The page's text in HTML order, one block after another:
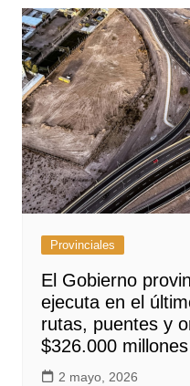
Provinciales
El Gobierno
ejecuta en el
rutas, puentes y
$326.000 millones
2 mayo, 2026